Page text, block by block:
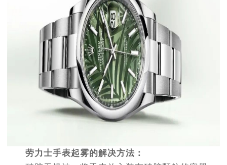
劳力士手表起雾的解决方法：